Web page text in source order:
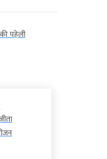
पहेली